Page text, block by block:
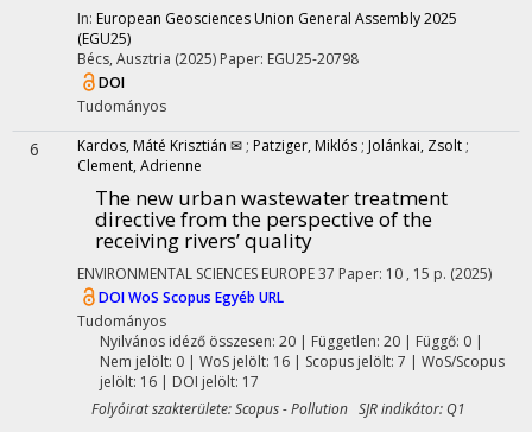
In: European Geosciences Union General Assembly 2025
(EGU25)
Bécs, Ausztria (2025) Paper: EGU25-20798
DOI
Tudományos
6 Kardos, Máté Krisztián ✉ ; Patziger, Miklós ; Jolánkai, Zsolt ;
Clement, Adrienne
The new urban wastewater treatment
directive from the perspective of the
receiving rivers’ quality
ENVIRONMENTAL SCIENCES EUROPE37 Paper: 10 , 15 p. (2025)
DOIWoS Scopus Egyéb URL
Tudományos
Nyilvános idéző összesen: 20| Független: 20 | Függő: 0 |
Nem jelölt: 0 | WoS jelölt: 16 | Scopus jelölt: 7 | WoS/Scopus
jelölt: 16 | DOI jelölt: 17
Folyóirat szakterülete: Scopus - Pollution SJR indikátor: Q1